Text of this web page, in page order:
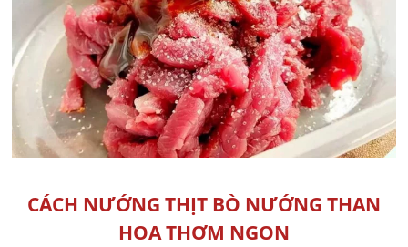
CÁCH NƯỚNG THỊT BÒ NƯỚNG THAN
HOA THƠM NGON